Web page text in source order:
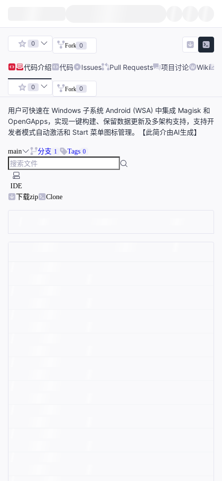
0 Fork 0
代码介绍 代码 Issues Pull Requests 项目讨论 Wiki
0 Fork 0
用户可快速在 Windows 子系统 Android (WSA) 中集成 Magisk 和
OpenGApps，实现一键构建、保留数据更新及多架构支持，支持开
发者模式自动激活和 Start 菜单图标管理。【此简介由AI生成】
main 分支 1 Tags 0
IDE
下载zip
Clone